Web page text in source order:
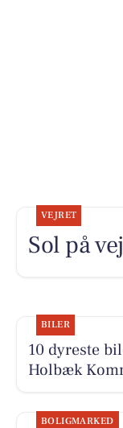
VEJRET
Sol på
BILER
10 dyreste
Holbæk
BOLIGMARKED